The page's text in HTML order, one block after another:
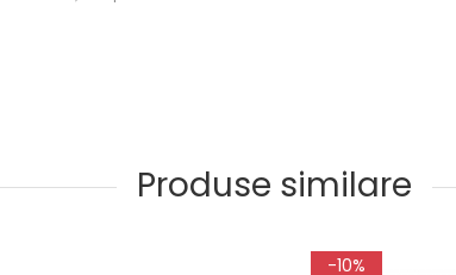
Produse similare
-10%